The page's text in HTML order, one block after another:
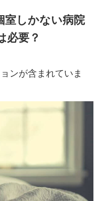
室しかない病院
必要？
ンが含まれていま